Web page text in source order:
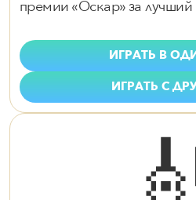
премии «Оскар» за
ИГРАТЬ В
ИГРАТЬ С